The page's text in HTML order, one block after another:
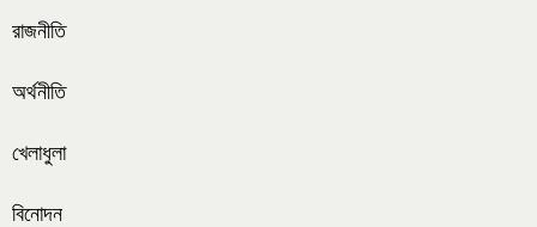
রাজনীতি
অর্থনীতি
খেলাধুলা
বিনোদন